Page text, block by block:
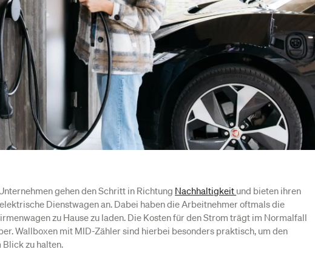
gehen den Schritt in Richtung Nachhaltigkeit und bieten ihren
Dienstwagen an. Dabei haben die Arbeitnehmer oftmals die
zu Hause zu laden. Die Kosten für den Strom trägt im Normalfall
Wallboxen mit MID-Zähler sind hierbei besonders praktisch, um den
zu halten.